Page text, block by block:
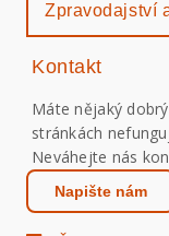
Zpravodajství
Kontakt
Máte nějaký
stránkách
Neváhejte nás
Napište nám